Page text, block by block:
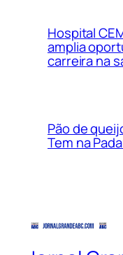
Hospital
amplia
carreira na
Pão de
Tem na